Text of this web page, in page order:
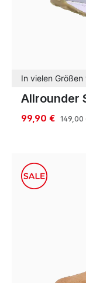
In vielen
Allrounder
99,90 € 149,00